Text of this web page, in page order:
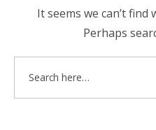
It seems we can’t
Perhaps